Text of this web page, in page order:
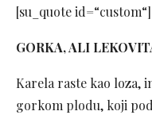
[su_quote id=“custom“]
GORKA, ALI
Karela raste kao loza,
gorkom plodu, koji